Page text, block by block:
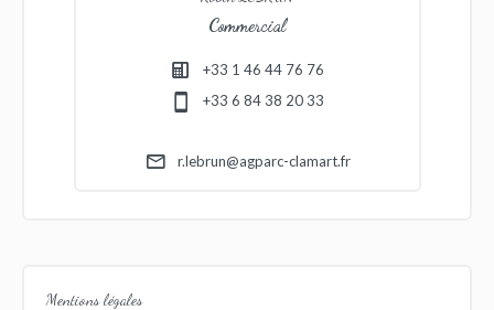
Commercial
+33 1 46 44 76 76
+33 6 84 38 20 33
r.lebrun@agparc-clamart.fr
Mentions légales